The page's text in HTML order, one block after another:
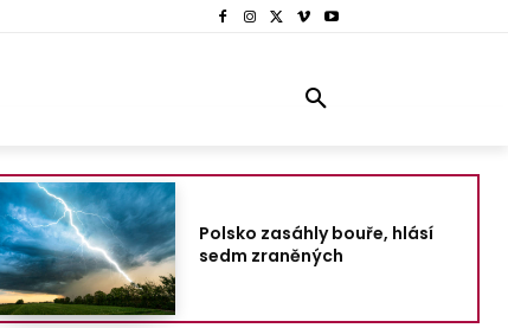
Polsko zasáhly bouře, hlásí
sedm zraněných